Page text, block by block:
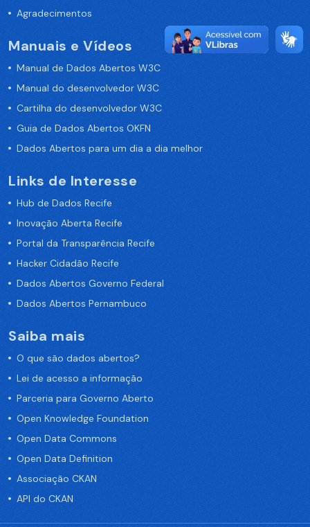
Agradecimentos
Manuais e Vídeos
Manual de Dados Abertos W3C
Manual do desenvolvedor W3C
Cartilha do desenvolvedor W3C
Guia de Dados Abertos OKFN
Dados Abertos para um dia a dia melhor
Links de Interesse
Hub de Dados Recife
Inovação Aberta Recife
Portal da Transparência Recife
Hacker Cidadão Recife
Dados Abertos Governo Federal
Dados Abertos Pernambuco
Saiba mais
O que são dados abertos?
Lei de acesso a informação
Parceria para Governo Aberto
Open Knowledge Foundation
Open Data Commons
Open Data Definition
Associação CKAN
API do CKAN